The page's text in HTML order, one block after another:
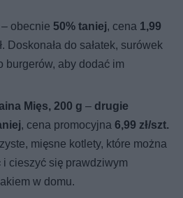
– obecnie 50% taniej, cena 1,99
Doskonała do sałatek, surówek
burgerów, aby dodać im
Mięs, 200 g – drugie
, cena promocyjna6,99 zł/szt.
mięsne kotlety, które można
cieszyć się prawdziwym
w domu.